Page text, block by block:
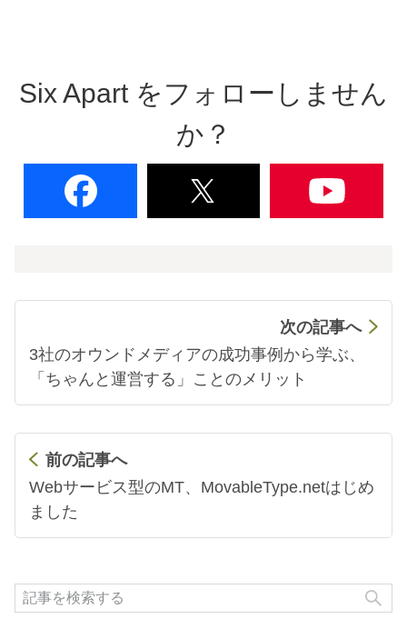
Six Apart をフォローしません
か？
次の記事へ
3社のオウンドメディアの成功事例から学ぶ、
「ちゃんと運営する」ことのメリット
前の記事へ
Webサービス型のMT、MovableType.netはじめ
ました